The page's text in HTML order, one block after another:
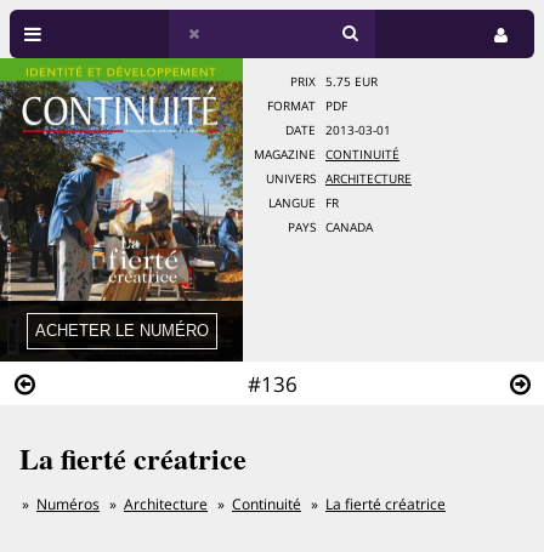
#136
PRIX
5.75 EUR
FORMAT
PDF
DATE
2013-03-01
MAGAZINE
CONTINUITÉ
UNIVERS
ARCHITECTURE
LANGUE
FR
PAYS
CANADA
La fierté créatrice
Numéros Architecture Continuité La fierté créatrice